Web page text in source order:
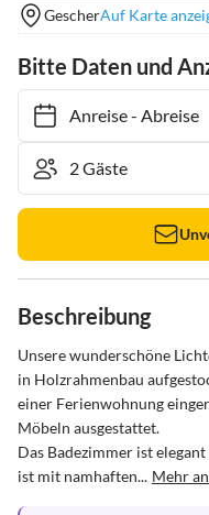
GescherAuf Karte
Bitte Daten und
Anreise- Abreise
Beschreibung
Unsere wunderschöne
in Holzrahmenbau
einer Ferienwohnung
Möbeln ausgestattet.
Das Badezimmer ist
ist mit namhaften... Mehr